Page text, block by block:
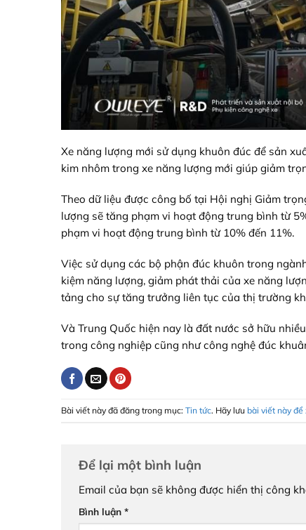
Xe năng lượng mới sử dụng khuôn đúc để sản
kim nhôm trong xe năng lượng mới giúp giảm
Theo dữ liệu được công bố tại Hội nghị Giảm
lượng sẽ tăng phạm vi hoạt động trung bình từ
phạm vi hoạt động trung bình từ 10% đến 11%.
Việc sử dụng các bộ phận đúc khuôn trong
kiệm năng lượng, giảm phát thải của xe năng
tảng cho sự tăng trưởng liên tục của thị trường
Và Trung Quốc hiện nay là đất nước sở hữu
trong công nghiệp cũng như công nghệ đúc
Bài viết này đã đăng trong mục: Tin tức. Hãy lưu bài viết này để
Để lại một bình luận
Email của bạn sẽ không được hiển thị công
Bình luận *